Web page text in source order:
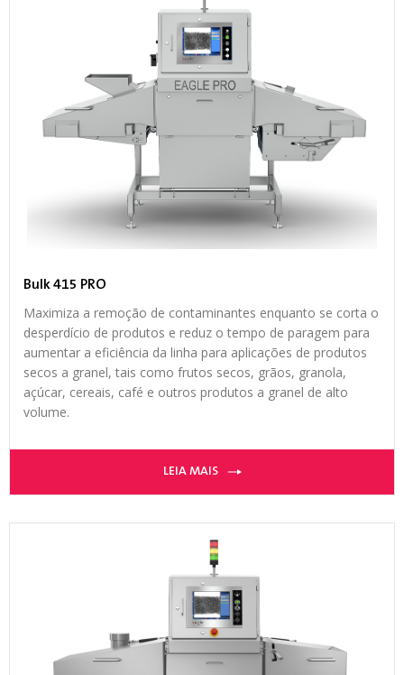
Bulk 415 PRO
Maximiza a remoção de contaminantes enquanto se corta o
desperdício de produtos e reduz o tempo de paragem para
aumentar a eficiência da linha para aplicações de produtos
secos a granel, tais como frutos secos, grãos, granola,
açúcar, cereais, café e outros produtos a granel de alto
volume.
LEIA MAIS